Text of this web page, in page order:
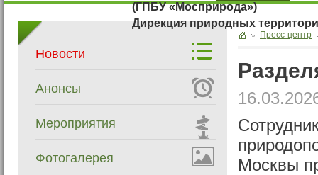
(ГПБУ «Мосприрода»)
Дирекция природных
Экоцентр
Услуги
Новости
Анонсы
Мероприятия
Фотогалерея
Пресс-центр
Москвы